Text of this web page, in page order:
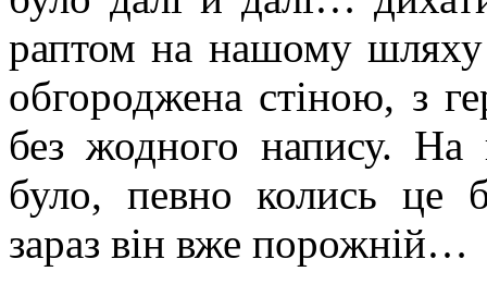
раптом на нашому шляху
обгороджена стіною, з
без жодного напису. На
було, певно колись це
зараз він вже порожній…